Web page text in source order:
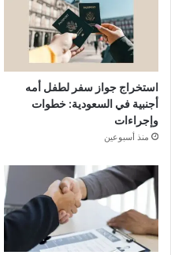
استخراج جواز سفر لطفل أمه
أجنبية في السعودية: خطوات
وإجراءات
منذ أسبوعين